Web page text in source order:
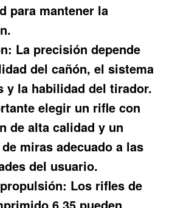
para mantener la
La precisión depende
del cañón, el sistema
y la habilidad del tirador.
elegir un rifle con
de alta calidad y un
miras adecuado a las
del usuario.
Los rifles de